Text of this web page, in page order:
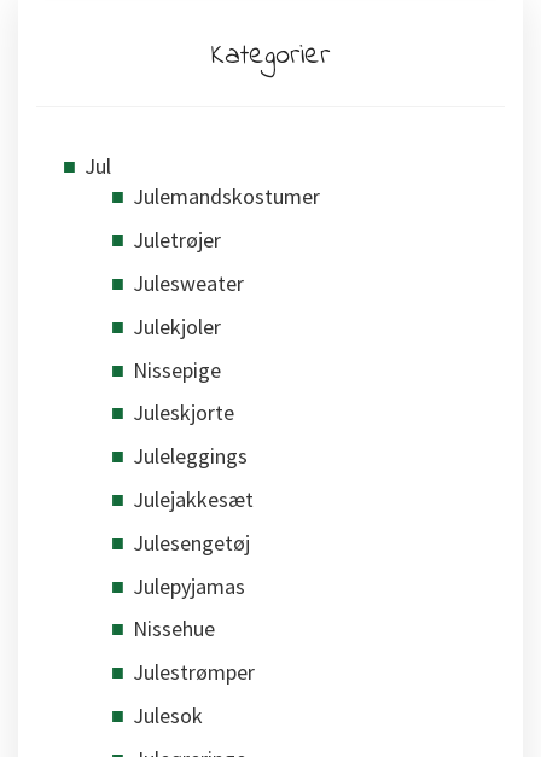
Kategorier
Jul
Julemandskostumer
Juletrøjer
Julesweater
Julekjoler
Nissepige
Juleskjorte
Juleleggings
Julejakkesæt
Julesengetøj
Julepyjamas
Nissehue
Julestrømper
Julesok